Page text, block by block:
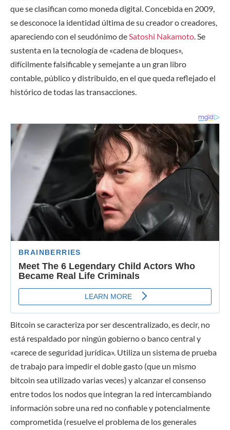
que se clasifican como moneda digital. Concebida en 2009,
se desconoce la identidad última de su creador o creadores,
apareciendo con el seudónimo deSatoshi Nakamoto. Se
sustenta en la tecnología de «cadena de bloques»,
difícilmente falsificable y semejante a un gran libro
contable, público y distribuido, en el que queda reflejado el
histórico de todas las transacciones.
Bitcoin se caracteriza por ser descentralizado, es decir, no
está respaldado por ningún gobierno o banco central y
«carece de seguridad jurídica». Utiliza un sistema de prueba
de trabajo para impedir el doble gasto (que un mismo
bitcoin sea utilizado varias veces) y alcanzar el consenso
entre todos los nodos que integran la red intercambiando
información sobre una red no confiable y potencialmente
comprometida (resuelve el problema de los generales